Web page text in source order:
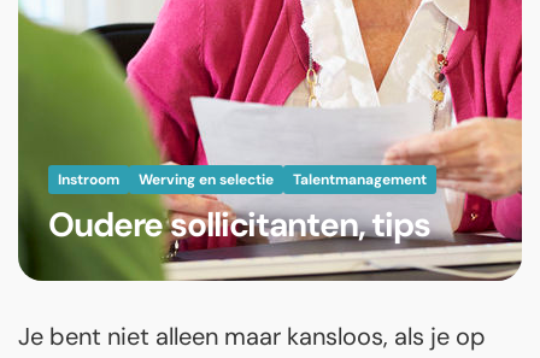
Instroom Werving en selectie Talentmanagement
Oudere sollicitanten, tips
Je bent niet alleen maar kansloos, als je op